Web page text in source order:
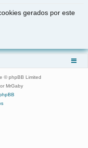
r
gerados por este
© phpBB Limited
MrGaby